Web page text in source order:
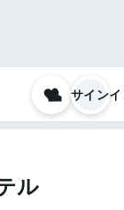
サイン
ル